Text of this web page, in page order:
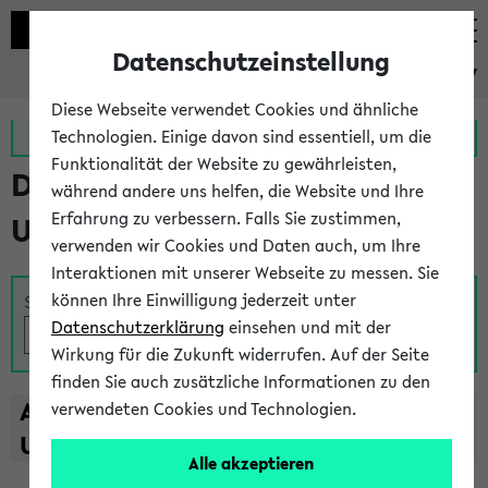
eKVV
Zur MeineUni App Zum MeineUni Portal
Das Lehrangebot der
Universität Bielefeld
Suche
A B C D E F G H I J K L M N O
U
V W X Y
Z
Datenschutzeinstellung
Diese Webseite verwendet Cookies und ähnliche
Technologien. Einige davon sind essentiell, um die
Funktionalität der Website zu gewährleisten,
während andere uns helfen, die Website und Ihre
Erfahrung zu verbessern. Falls Sie zustimmen,
verwenden wir Cookies und Daten auch, um Ihre
Interaktionen mit unserer Webseite zu messen. Sie
können Ihre Einwilligung jederzeit unter
Datenschutzerklärung einsehen und mit der
Wirkung für die Zukunft widerrufen. Auf der Seite
finden Sie auch zusätzliche Informationen zu den
verwendeten Cookies und Technologien.
Alle akzeptieren